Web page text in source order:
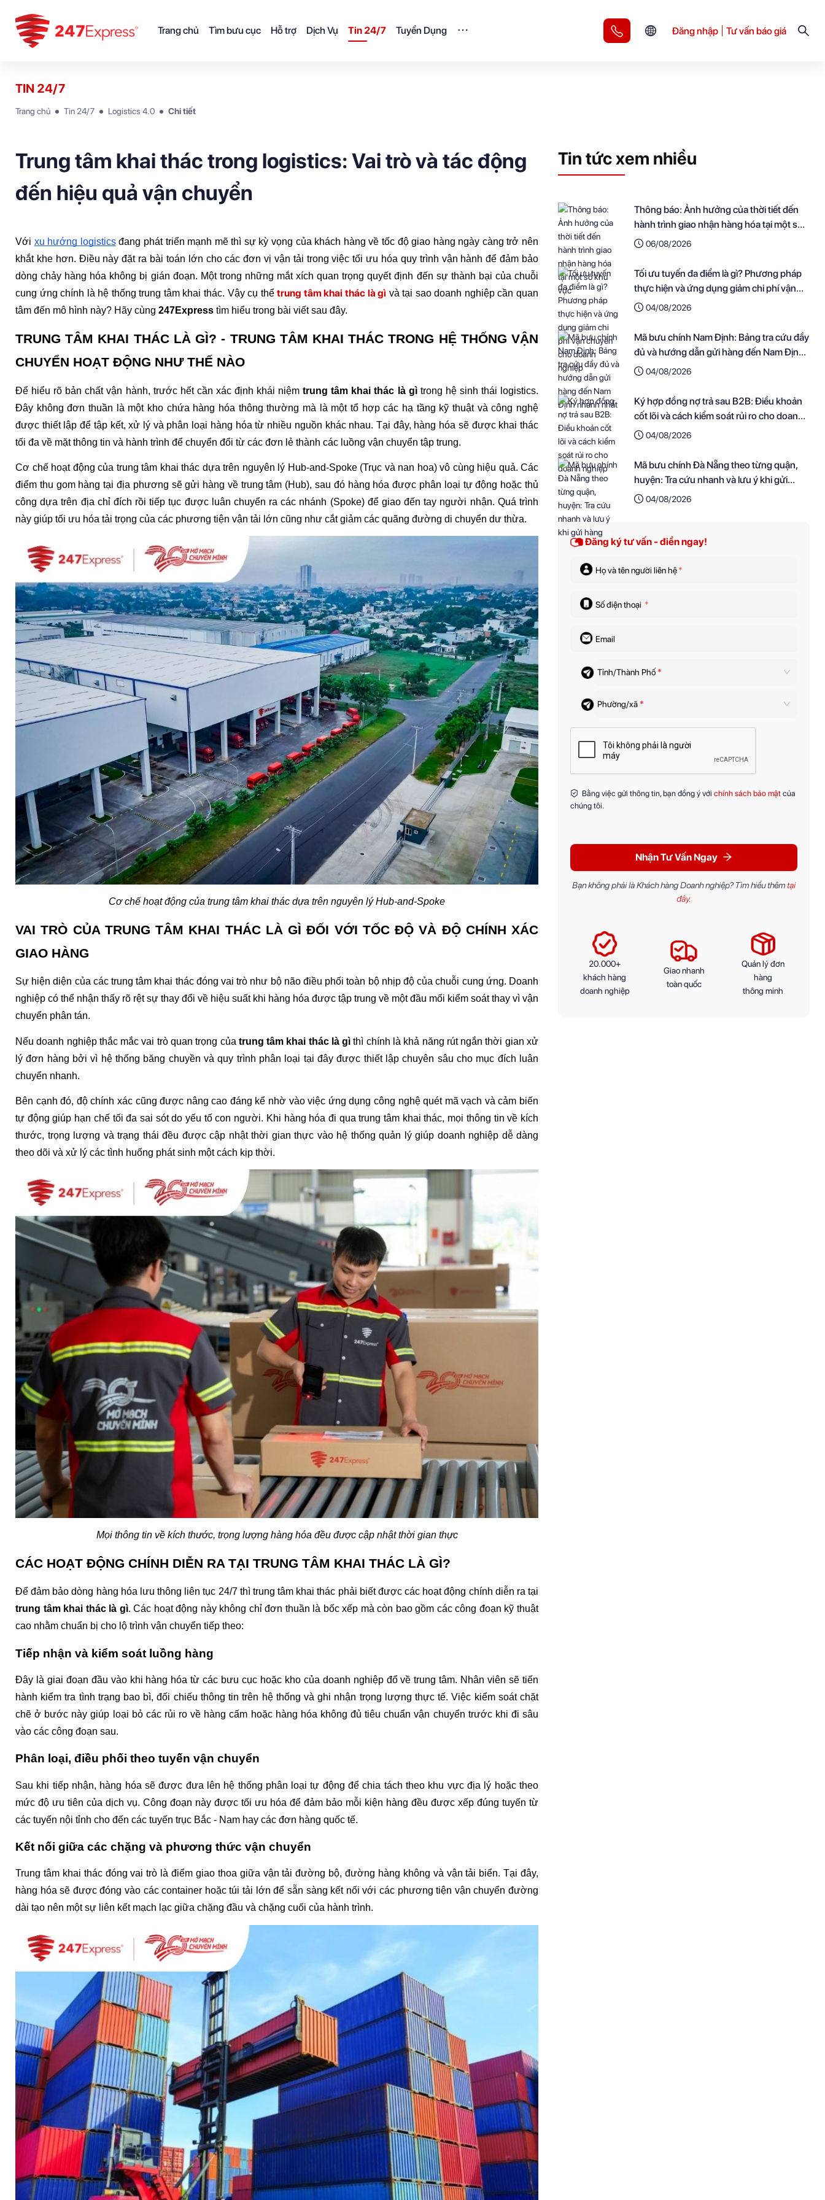
Trang chủ Tìm bưu cục Hỗ trợ Dịch Vụ Tin 24/7 Tuyển Dụng Đăng nhập Tư vấn báo giá
TIN 24/7
Trang chủ Tin 24/7 Logistics 4.0 Chi tiết
Trung tâm khai thác trong logistics: Vai trò và tác động
đến hiệu quả vận chuyển
Với xu hướng logistics đang phát triển mạnh mẽ thì sự kỳ vọng của khách hàng về tốc độ giao hàng ngày càng trở nên
khắt khe hơn. Điều này đặt ra bài toán lớn cho các đơn vị vận tải trong việc tối ưu hóa quy trình vận hành để đảm bảo
dòng chảy hàng hóa không bị gián đoạn. Một trong những mắt xích quan trọng quyết định đến sự thành bại của chuỗi
cung ứng chính là hệ thống trung tâm khai thác. Vậy cụ thể trung tâm khai thác là gì và tại sao doanh nghiệp cần quan
tâm đến mô hình này? Hãy cùng 247Express tìm hiểu trong bài viết sau đây.
TRUNG TÂM KHAI THÁC LÀ GÌ? - TRUNG TÂM KHAI THÁC TRONG HỆ THỐNG VẬN
CHUYỂN HOẠT ĐỘNG NHƯ THẾ NÀO
Để hiểu rõ bản chất vận hành, trước hết cần xác định khái niệm trung tâm khai thác là gì trong hệ sinh thái logistics.
Đây không đơn thuần là một kho chứa hàng hóa thông thường mà là một tổ hợp các hạ tầng kỹ thuật và công nghệ
được thiết lập để tập kết, xử lý và phân loại hàng hóa từ nhiều nguồn khác nhau. Tại đây, hàng hóa sẽ được khai thác
tối đa về mặt thông tin và hành trình để chuyển đổi từ các đơn lẻ thành các luồng vận chuyển tập trung.
Cơ chế hoạt động của trung tâm khai thác dựa trên nguyên lý Hub-and-Spoke (Trục và nan hoa) vô cùng hiệu quả. Các
điểm thu gom hàng tại địa phương sẽ gửi hàng về trung tâm (Hub), sau đó hàng hóa được phân loại tự động hoặc thủ
công dựa trên địa chỉ đích rồi tiếp tục được luân chuyển ra các nhánh (Spoke) để giao đến tay người nhận. Quá trình
này giúp tối ưu hóa tải trọng của các phương tiện vận tải lớn cũng như cắt giảm các quãng đường di chuyển dư thừa.
Cơ chế hoạt động của trung tâm khai thác dựa trên nguyên lý Hub-and-Spoke
VAI TRÒ CỦA TRUNG TÂM KHAI THÁC LÀ GÌ ĐỐI VỚI TỐC ĐỘ VÀ ĐỘ CHÍNH XÁC
GIAO HÀNG
Sự hiện diện của các trung tâm khai thác đóng vai trò như bộ não điều phối toàn bộ nhịp độ của chuỗi cung ứng. Doanh
nghiệp có thể nhận thấy rõ rệt sự thay đổi về hiệu suất khi hàng hóa được tập trung về một đầu mối kiểm soát thay vì vận
chuyển phân tán.
Nếu doanh nghiệp thắc mắc vai trò quan trọng của trung tâm khai thác là gì thì chính là khả năng rút ngắn thời gian xử
lý đơn hàng bởi vì hệ thống băng chuyền và quy trình phân loại tại đây được thiết lập chuyên sâu cho mục đích luân
chuyển nhanh.
Bên cạnh đó, độ chính xác cũng được nâng cao đáng kể nhờ vào việc ứng dụng công nghệ quét mã vạch và cảm biến
tự động giúp hạn chế tối đa sai sót do yếu tố con người. Khi hàng hóa đi qua trung tâm khai thác, mọi thông tin về kích
thước, trọng lượng và trạng thái đều được cập nhật thời gian thực vào hệ thống quản lý giúp doanh nghiệp dễ dàng
theo dõi và xử lý các tình huống phát sinh một cách kịp thời.
Mọi thông tin về kích thước, trọng lượng hàng hóa đều được cập nhật thời gian thực
CÁC HOẠT ĐỘNG CHÍNH DIỄN RA TẠI TRUNG TÂM KHAI THÁC LÀ GÌ?
trung tâm khai thác là gì. Các hoạt động này không chỉ đơn thuần là bốc xếp mà còn bao gồm các công đoạn kỹ thuật
cao nhằm chuẩn bị cho lộ trình vận chuyển tiếp theo:
Tiếp nhận và kiểm soát luồng hàng
Đây là giai đoạn đầu vào khi hàng hóa từ các bưu cục hoặc kho của doanh nghiệp đổ về trung tâm. Nhân viên sẽ tiến
hành kiểm tra tình trạng bao bì, đối chiếu thông tin trên hệ thống và ghi nhận trọng lượng thực tế. Việc kiểm soát chặt
chẽ ở bước này giúp loại bỏ các rủi ro về hàng cấm hoặc hàng hóa không đủ tiêu chuẩn vận chuyển trước khi đi sâu
vào các công đoạn sau.
Phân loại, điều phối theo tuyến vận chuyển
Sau khi tiếp nhận, hàng hóa sẽ được đưa lên hệ thống phân loại tự động để chia tách theo khu vực địa lý hoặc theo
mức độ ưu tiên của dịch vụ. Công đoạn này được tối ưu hóa để đảm bảo mỗi kiện hàng đều được xếp đúng tuyến từ
các tuyến nội tỉnh cho đến các tuyến trục Bắc - Nam hay các đơn hàng quốc tế.
Kết nối giữa các chặng và phương thức vận chuyển
Trung tâm khai thác đóng vai trò là điểm giao thoa giữa vận tải đường bộ, đường hàng không và vận tải biển. Tại đây,
hàng hóa sẽ được đóng vào các container hoặc túi tải lớn để sẵn sàng kết nối với các phương tiện vận chuyển đường
dài tạo nên một sự liên kết mạch lạc giữa chặng đầu và chặng cuối của hành trình.
Tin tức xem nhiều
Thông báo: Ảnh hưởng của thời tiết đến
hành trình giao nhận hàng hóa tại một số
khu vực
06/08/2026
Tối ưu tuyến đa điểm là gì? Phương pháp
thực hiện và ứng dụng giảm chi phí vận
chuyển cho doanh nghiệp
04/08/2026
Mã bưu chính Nam Định: Bảng tra cứu đầy
đủ và hướng dẫn gửi hàng đến Nam Định
nhanh nhất
04/08/2026
Ký hợp đồng nợ trả sau B2B: Điều khoản
cốt lõi và cách kiểm soát rủi ro cho doanh
nghiệp
04/08/2026
Mã bưu chính Đà Nẵng theo từng quận,
huyện: Tra cứu nhanh và lưu ý khi gửi
hàng04/08/2026
Đăng ký tư vấn - điền ngay!
Họ và tên người liên hệ*
Số điện thoại *
Email
Tỉnh/Thành Phố *
Phường/xã *
Bằng việc gửi thông tin, bạn đồng ý với chính sách bảo mật của
chúng tôi.
Nhận Tư Vấn Ngay
Bạn không phải là Khách hàng Doanh nghiệp? Tìm hiểu thêm tại
đây.
20.000+
khách hàng
doanh nghiệp
Giao nhanh
toàn quốc
Quản lý đơn
hàng
thông minh